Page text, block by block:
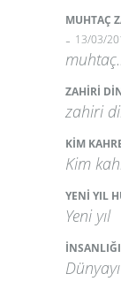
MUHTAÇ
- 13/03/
ZAHİRİ
zahiri
KİM
Kim
YENİ YIL
Yeni yıl